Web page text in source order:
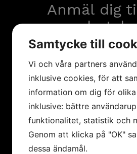
Anmäl dig
Registrera dig på vårt
senaste
TILL
Samtycke till
Vi och våra partners
inklusive cookies, för att
information om dig för olika
inklusive: bättre
funktionalitet, statistik och
Genom att klicka på "OK"
dessa ändamål.